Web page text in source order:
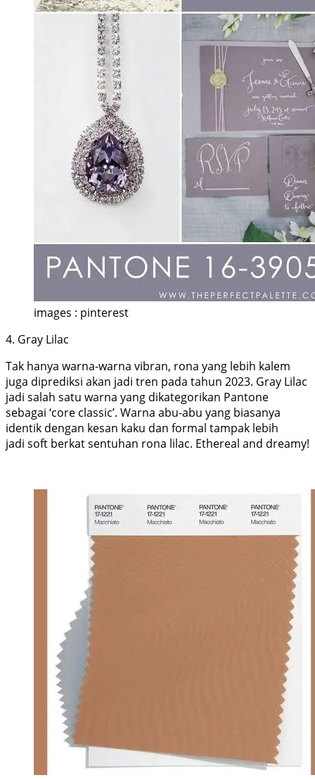
images : pinterest
4. Gray Lilac
Tak hanya warna-warna vibran, rona yang lebih kalem
juga diprediksi akan jadi tren pada tahun 2023. Gray Lilac
jadi salah satu warna yang dikategorikan Pantone
sebagai ‘core classic’. Warna abu-abu yang biasanya
identik dengan kesan kaku dan formal tampak lebih
jadi soft berkat sentuhan rona lilac. Ethereal and dreamy!